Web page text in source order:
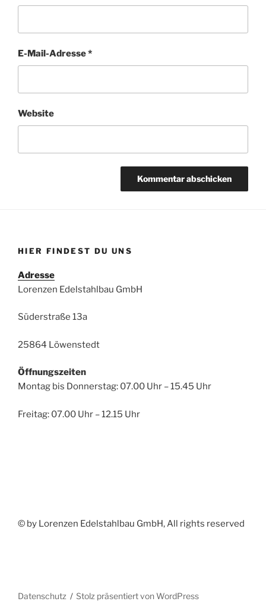
E-Mail-Adresse*
Website
HIER FINDEST DU UNS
Adresse
Lorenzen Edelstahlbau GmbH
Süderstraße 13a
25864 Löwenstedt
Öffnungszeiten
Montag bis Donnerstag: 07.00 Uhr – 15.45 Uhr
Freitag: 07.00 Uhr – 12.15 Uhr
© by Lorenzen Edelstahlbau GmbH, All rights reserved
Datenschutz Stolz präsentiert von WordPress